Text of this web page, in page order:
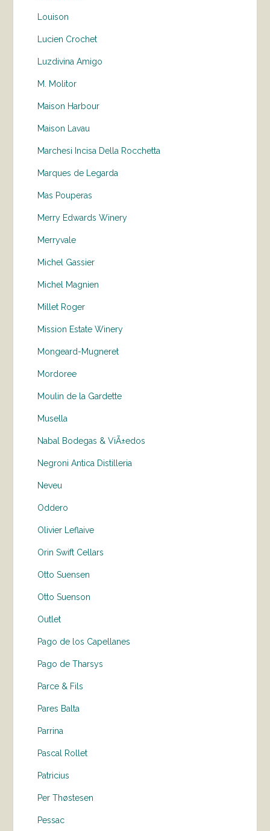
Louison
Lucien Crochet
Luzdivina Amigo
M. Molitor
Maison Harbour
Maison Lavau
Marchesi Incisa Della Rocchetta
Marques de Legarda
Mas Pouperas
Merry Edwards Winery
Merryvale
Michel Gassier
Michel Magnien
Millet Roger
Mission Estate Winery
Mongeard-Mugneret
Mordoree
Moulin de la Gardette
Musella
Nabal Bodegas & ViÃ±edos
Negroni Antica Distilleria
Neveu
Oddero
Olivier Leflaive
Orin Swift Cellars
Otto Suensen
Otto Suenson
Outlet
Pago de los Capellanes
Pago de Tharsys
Parce & Fils
Pares Balta
Parrina
Pascal Rollet
Patricius
Per Thøstesen
Pessac